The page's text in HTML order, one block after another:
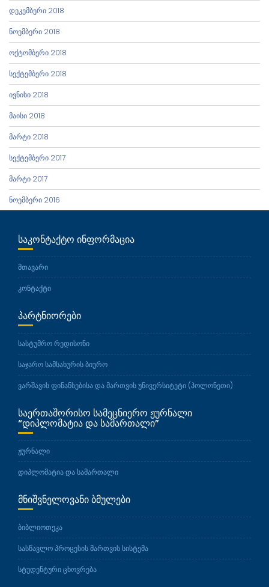
დეკემბერი 2018
ნოემბერი 2018
ოქტომბერი 2018
სექტემბერი 2018
ივნისი 2018
მაისი 2018
მარტი 2018
სექტემბერი 2017
მარტი 2017
ნოემბერი 2016
ᲡᲐᲙᲝᲜᲢᲐᲥᲢᲝ ᲘᲜᲤᲝᲠᲛᲐᲪᲘᲐ
მთავარი
კონტაქტი
ᲞᲐᲠᲢᲜᲘᲝᲠᲔᲑᲘ
სასტუმრო რედისონი
საჯარო სამსახურის ბიურო
ვარშავის ფინანსებისა და მართვის უნივერსიტეტი (პოლონეთი)
ᲡᲐᲔᲠᲗᲐᲨᲝᲠᲘᲡᲝ ᲡᲐᲛᲔᲪᲜᲘᲔᲠᲝ ᲟᲣᲠᲜᲐᲚᲘ
“ᲓᲘᲞᲚᲝᲛᲐᲢᲘᲐ ᲓᲐ ᲡᲐᲛᲐᲠᲗᲐᲚᲘ”
ჟურნალი
დიპლომატია და სამართალი
ᲛᲜᲘᲨᲕᲜᲔᲚᲝᲕᲐᲜᲘ ᲑᲛᲣᲚᲔᲑᲘ
ბიბლიოთეკა
სასწავლო პროცესის მართვის სისტემა
სტუდენტური ცხოვრება